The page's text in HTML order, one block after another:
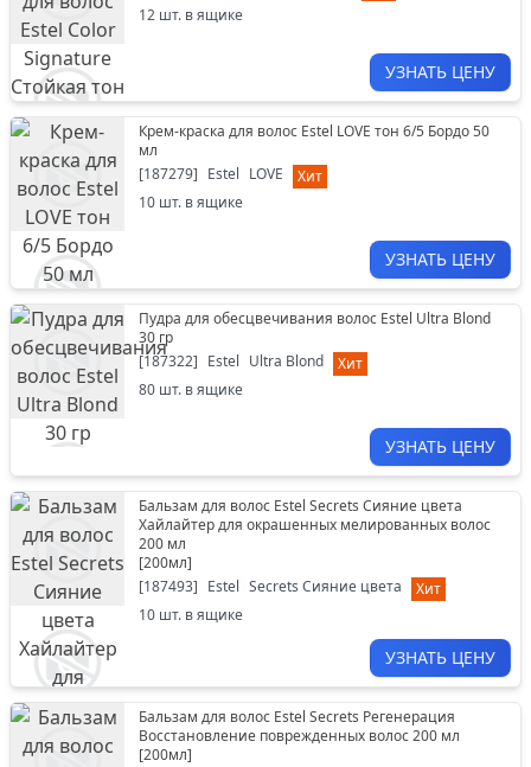
12 шт. в ящике
УЗНАТЬ ЦЕНУ
Крем-краска для волос Estel LOVE тон 6/5 Бордо 50
мл
[187279] Estel LOVE
Хит
10 шт. в ящике
УЗНАТЬ ЦЕНУ
Пудра для обесцвечивания волос Estel Ultra Blond
30 гр
[187322] Estel Ultra Blond
Хит
80 шт. в ящике
УЗНАТЬ ЦЕНУ
Бальзам для волос Estel Secrets Сияние цвета
Хайлайтер для окрашенных мелированных волос
200 мл
[200мл]
[187493] Estel Secrets Сияние цвета
Хит
10 шт. в ящике
УЗНАТЬ ЦЕНУ
Бальзам для волос Estel Secrets Регенерация
Восстановление поврежденных волос 200 мл
[200мл]